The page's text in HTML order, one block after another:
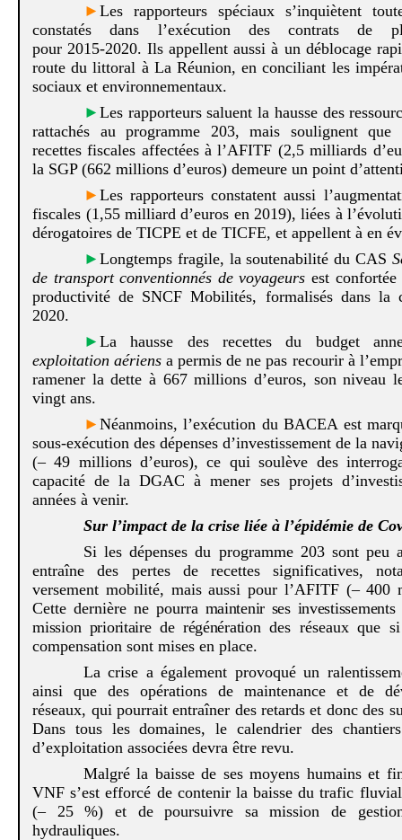
► Les rapporteurs spéciaux s’inquiètent
constatés dans l’exécution des contrats de
pour 2015‑2020. Ils appellent aussi à un déblocage
route du littoral à La Réunion, en conciliant les
sociaux et environnementaux.
► Les rapporteurs saluent la hausse des
rattachés au programme 203, mais soulignent que
recettes fiscales affectées à l’AFITF (2,5 milliards
la SGP (662 millions d’euros) demeure un point
► Les rapporteurs constatent aussi
fiscales (1,55 milliard d’euros en 2019), liées à
dérogatoires de TICPE et de TICFE, et appellent à en
► Longtemps fragile, la soutenabilité du CAS
de transport conventionnés de voyageurs est
productivité de SNCF Mobilités, formalisés dans la
2020.
► La hausse des recettes du budget
exploitation aériens a permis de ne pas recourir à
ramener la dette à 667 millions d’euros, son niveau
vingt ans.
► Néanmoins, l’exécution du BACEA est
sous‑exécution des dépenses d’investissement de la
(– 49 millions d’euros), ce qui soulève des
capacité de la DGAC à mener ses projets
années à venir.
Sur l’impact de la crise liée à l’épidémie de
Si les dépenses du programme 203 sont peu
entraîne des pertes de recettes significatives,
versement mobilité, mais aussi pour l’AFITF (– 400
Cette dernière ne pourra maintenir ses
mission prioritaire de régénération des réseaux que
compensation sont mises en place.
La crise a également provoqué un
ainsi que des opérations de maintenance et de
réseaux, qui pourrait entraîner des retards et donc des
Dans tous les domaines, le calendrier des
d’exploitation associées devra être revu.
Malgré la baisse de ses moyens humains et
VNF s’est efforcé de contenir la baisse du trafic
(– 25 %) et de poursuivre sa mission de gestion
hydrauliques.